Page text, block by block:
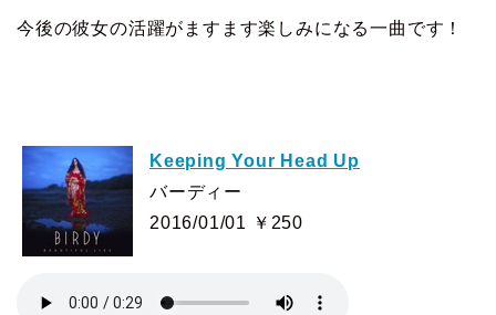
今後の彼女の活躍がますます楽しみになる一曲です！
Keeping Your Head Up
バーディー
2016/01/01 ￥250